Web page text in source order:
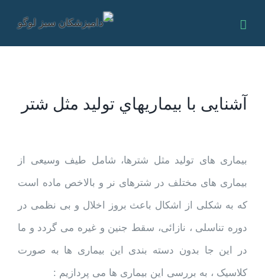
آشنایی با بيماريهاي توليد مثل شتر
Larger
Image
بیماری های تولید مثل شترها، شامل طیف وسیعی از
بیماری های مختلف در شترهای نر و بالاخص ماده است
که به شکلی از اشکال باعث بروز اخلال و بی نظمی در
دوره تناسلی ، نازائی، سقط جنین و غیره می گردد و ما
در این جا بدون دسته بندی این بیماری ها به صورت
کلاسیک ، به بررسی این بیماری ها می پردازیم :